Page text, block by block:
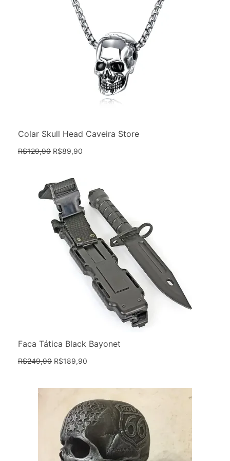
Colar Skull Head Caveira Store
R$129,90 R$89,90
Faca Tática Black Bayonet
R$249,90 R$189,90